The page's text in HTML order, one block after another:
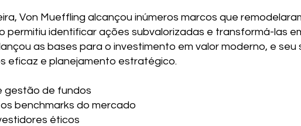
Von Mueffling alcançou inúmeros marcos que
permitiu identificar ações subvalorizadas e transformá-las
as bases para o investimento em valor moderno, e
eficaz e planejamento estratégico.
gestão de fundos
benchmarks do mercado
éticos